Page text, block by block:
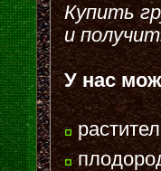
Купить
и
У нас